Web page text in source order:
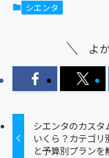
シエンタ
よ
シエンタのカスタ
いくら？カテゴリ
と予算別プランを